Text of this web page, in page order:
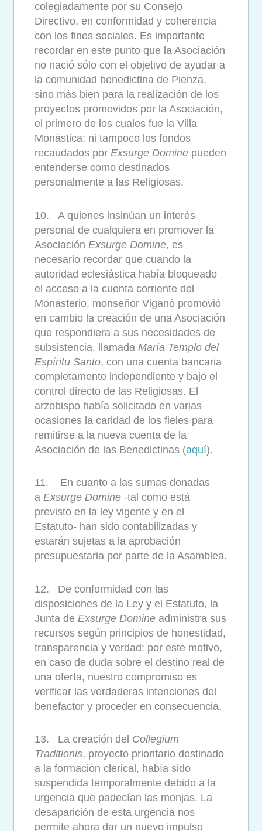
colegiadamente por su Consejo
Directivo, en conformidad y coherencia
con los fines sociales. Es importante
recordar en este punto que la Asociación
no nació sólo con el objetivo de ayudar a
la comunidad benedictina de Pienza,
sino más bien para la realización de los
proyectos promovidos por la Asociación,
el primero de los cuales fue la Villa
Monástica; ni tampoco los fondos
recaudados por Exsurge Domine pueden
entenderse como destinados
personalmente a las Religiosas.
10. A quienes insinúan un interés
personal de cualquiera en promover la
Asociación Exsurge Domine, es
necesario recordar que cuando la
autoridad eclesiástica había bloqueado
el acceso a la cuenta corriente del
Monasterio, monseñor Viganò promovió
en cambio la creación de una Asociación
que respondiera a sus necesidades de
subsistencia, llamada María Templo del
Espíritu Santo, con una cuenta bancaria
completamente independiente y bajo el
control directo de las Religiosas. El
arzobispo había solicitado en varias
ocasiones la caridad de los fieles para
remitirse a la nueva cuenta de la
Asociación de las Benedictinas (aquí).
11. En cuanto a las sumas donadas
a Exsurge Domine -tal como está
previsto en la ley vigente y en el
Estatuto- han sido contabilizadas y
estarán sujetas a la aprobación
presupuestaria por parte de la Asamblea.
12. De conformidad con las
disposiciones de la Ley y el Estatuto, la
Junta de Exsurge Domine administra sus
recursos según principios de honestidad,
transparencia y verdad: por este motivo,
en caso de duda sobre el destino real de
una oferta, nuestro compromiso es
verificar las verdaderas intenciones del
benefactor y proceder en consecuencia.
13. La creación del Collegium
Traditionis, proyecto prioritario destinado
a la formación clerical, había sido
suspendida temporalmente debido a la
urgencia que padecían las monjas. La
desaparición de esta urgencia nos
permite ahora dar un nuevo impulso